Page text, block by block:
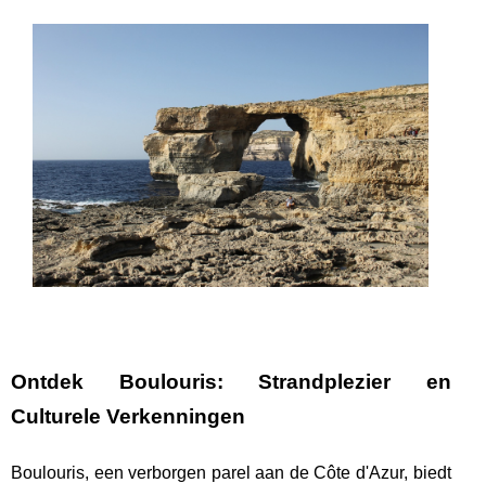
Ontdek Boulouris: Strandplezier en
Culturele Verkenningen
Boulouris, een verborgen parel aan de Côte d'Azur, biedt